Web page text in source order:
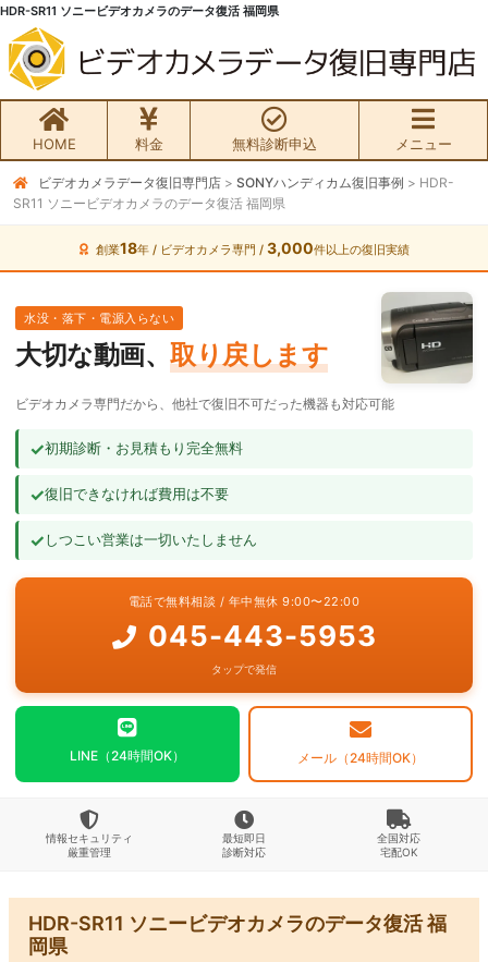
HDR-SR11 ソニービデオカメラのデータ復活 福岡県
HOME 料金 無料診断申込 メニュー
無料初期診断お申込み
ビデオカメラ データ復旧HOME
料金・メニュー
サービスの流れ
よくあるご質問
ビデオカメラデータ復旧専門店 > SONYハンディカム復旧事例 > HDR-
SR11 ソニービデオカメラのデータ復活 福岡県
創業18年 / ビデオカメラ専門 / 3,000件以上の復旧実績
水没・落下・電源入らない
大切な動画、 取り戻します
ビデオカメラ専門だから、他社で復旧不可だった機器も対応可能
✓初期診断・お見積もり完全無料
✓復旧できなければ費用は不要
✓しつこい営業は一切いたしません
電話で無料相談 / 年中無休 9:00〜22:00
045-443-5953
タップで発信
LINE（24時間OK） メール（24時間OK）
情報セキュリティ
厳重管理
最短即日
診断対応
全国対応
宅配OK
HDR-SR11 ソニービデオカメラのデータ復活 福
岡県